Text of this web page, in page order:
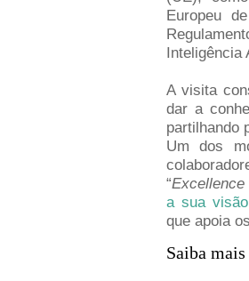
Europeu
Inteligência
A visita
dar a
partilhando
Um dos
“
a sua visão
que apoia
Saiba mais